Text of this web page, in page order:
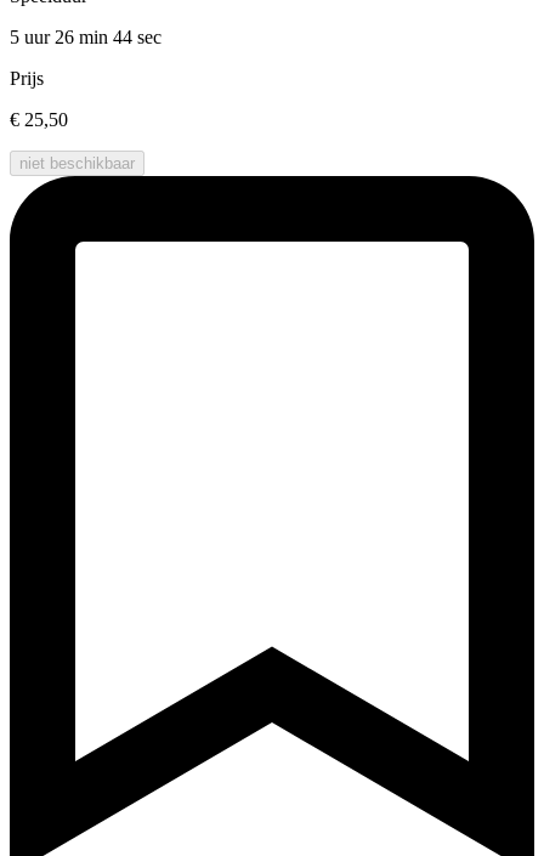
5 uur 26 min 44 sec
Prijs
€ 25,50
niet beschikbaar